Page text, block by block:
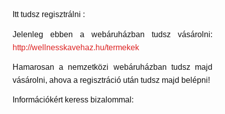
Itt tudsz regisztrálni :
Jelenleg ebben a webáruházban tudsz vásárolni:
http://wellnesskavehaz.hu/termekek
Hamarosan a nemzetközi webáruházban tudsz majd
vásárolni, ahova a regisztráció után tudsz majd belépni!
Információkért keress bizalommal: